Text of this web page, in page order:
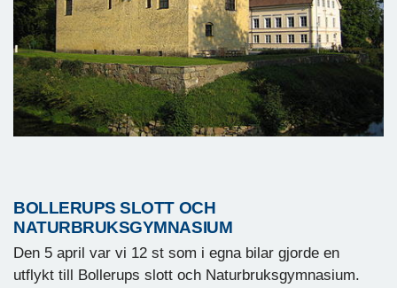
BOLLERUPS SLOTT OCH
NATURBRUKSGYMNASIUM
Den 5 april var vi 12 st som i egna bilar gjorde en
utflykt till Bollerups slott och Naturbruksgymnasium.